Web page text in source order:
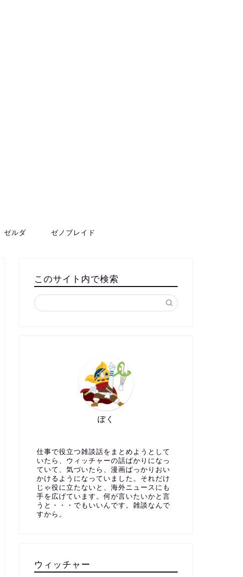
ゼルダ ゼノブレイド
このサイト内で検索
ぼく
仕事で役立つ雑談話をまとめようとして
いたら、ウィッチャーの話ばかりになっ
ていて、気づいたら、漫画ばっかりおい
かけるようになっていました。それだけ
じゃ役に立たないと、海外ニュースにも
手を広げています。何が言いたいかと言
うと・・・でもいいんです。雑談なんで
すから。
ウィッチャー